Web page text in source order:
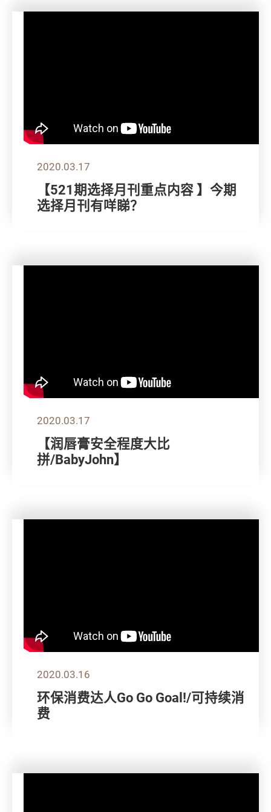
2020.03.17
【521期选择月刊重点内容 】今期
选择月刊有咩睇？
2020.03.17
【润唇膏安全程度大比
拼/BabyJohn】
2020.03.16
环保消费达人Go Go Goal!/可持续消
费